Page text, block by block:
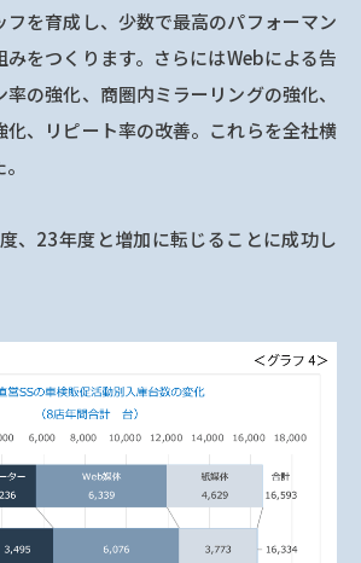
フを育成し、少数で最高のパフォーマン
みをつくります。さらにはWebによる告
の強化、商圏内ミラーリングの強化、
化、リピート率の改善。これらを全社横
、23年度と増加に転じることに成功し